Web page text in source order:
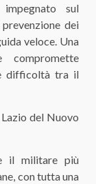
impegnato sul
dei
veloce. Una
compromette
difficoltà tra il
del Nuovo
il militare più
con tutta una